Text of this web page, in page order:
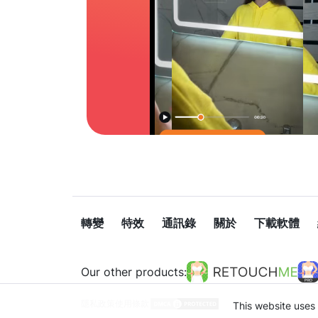
轉變 特效 通訊錄 關於 下載軟體
Our other products:
This website